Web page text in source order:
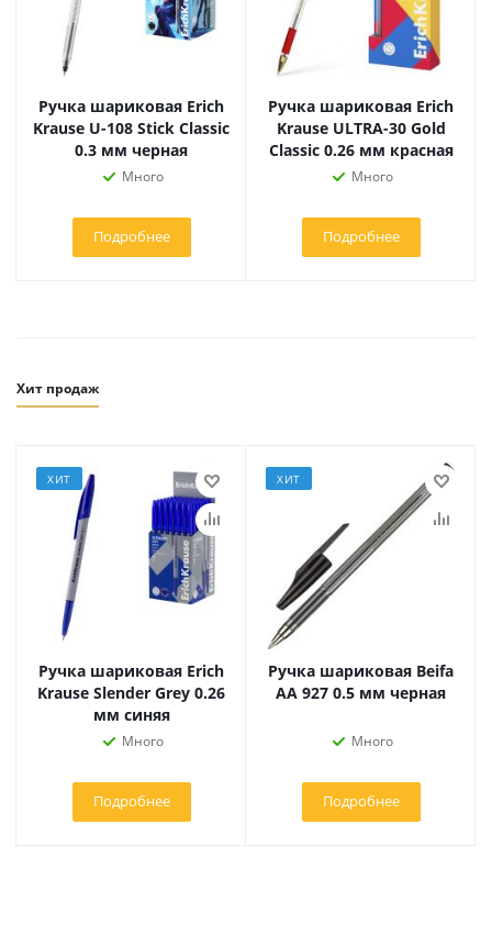
Ручка шариковая Erich
Krause U-108 Stick Classic
0.3 мм черная
Много
Подробнее
Ручка шариковая Erich
Krause ULTRA-30 Gold
Classic 0.26 мм красная
Много
Подробнее
Хит продаж
ХИТ
Ручка шариковая Erich
Krause Slender Grey 0.26
мм синяя
Много
Подробнее
ХИТ
Ручка шариковая Beifa
АА 927 0.5 мм черная
Много
Подробнее